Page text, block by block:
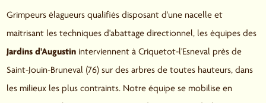
Grimpeurs élagueurs qualifiés disposant d'une nacelle et
maîtrisant les techniques d'abattage directionnel, les équipes des
Jardins d'Augustin interviennent à Criquetot-l'Esneval près de
Saint-Jouin-Bruneval (76) sur des arbres de toutes hauteurs, dans
les milieux les plus contraints. Notre équipe se mobilise en